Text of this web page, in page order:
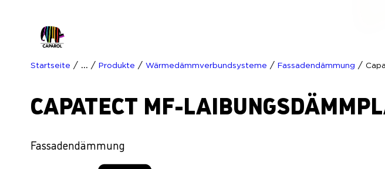
Startseite / ... / Produkte / Wärmedämmverbundsysteme / Fassadendämmung /
CAPATECT MF-
Fassadendämmung